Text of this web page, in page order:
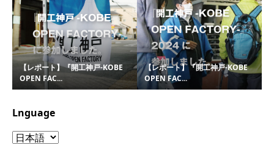
【レポート】『開工神戸-KOBE
OPEN FAC...
【レポート】『開工神戸-KOBE
OPEN FAC...
Lnguage
Lnguage